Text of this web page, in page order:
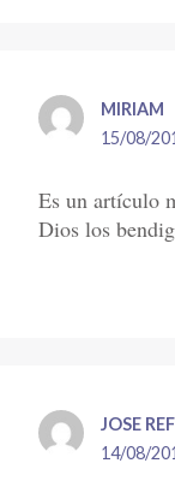
MIRIAM
15/08/
Es un artículo
Dios los
JOSE
14/08/